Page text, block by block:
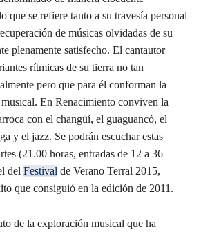
que se refiere tanto a su travesía personal
de músicas olvidadas de su
plenamente satisfecho. El cantautor
rítmicas de su tierra no tan
pero que para él conforman la
musical. En Renacimiento conviven la
con el changüí, el guaguancó, el
y el jazz. Se podrán escuchar estas
(21.00 horas, entradas de 12 a 36
del Festival de Verano Terral 2015,
que consiguió en la edición de 2011.
de la exploración musical que ha